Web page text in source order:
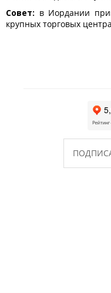
Совет: в Иордании
крупных торговых